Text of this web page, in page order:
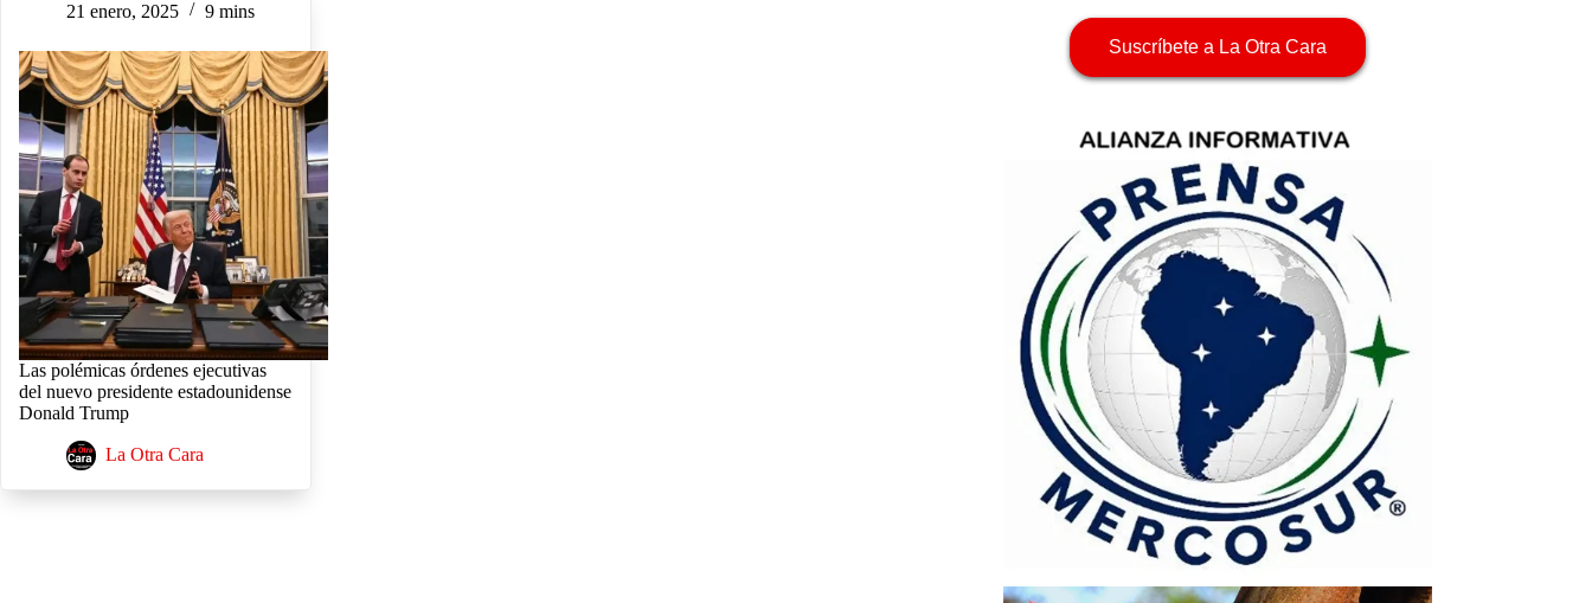
21 enero, 2025 9 mins
Las polémicas órdenes ejecutivas
del nuevo presidente estadounidense
Donald Trump
La Otra Cara
Suscríbete a La Otra Cara